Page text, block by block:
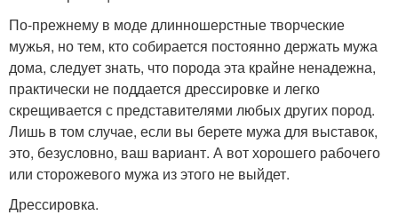
По-прежнему в моде длинношерстные творческие
мужья, но тем, кто собирается постоянно держать мужа
дома, следует знать, что порода эта крайне ненадежна,
практически не поддается дрессировке и легко
скрещивается с представителями любых других пород.
Лишь в том случае, если вы берете мужа для выставок,
это, безусловно, ваш вариант. А вот хорошего рабочего
или сторожевого мужа из этого не выйдет.
Дрессировка.